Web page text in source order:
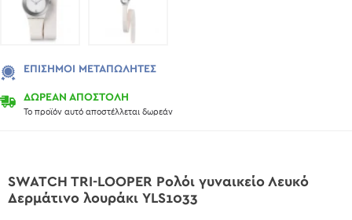
ΔΩΡΕΑΝ ΑΠΟΣΤΟΛΗ
Το προϊόν αυτό αποστέλλεται δωρεάν
ΕΠΊΣΗΜΟΙ ΜΕΤΑΠΩΛΗΤΈΣ
SWATCH TRI-LOOPER Ρολόι γυναικείο Λευκό
Δερμάτινο λουράκι YLS1033